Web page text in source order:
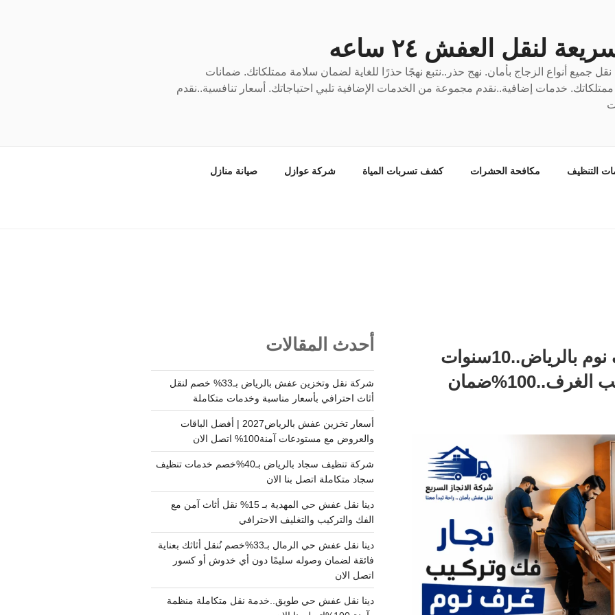
لنقل العفش ٢٤ ساعه
جميع أنواع الزجاج بأمان. نهج حذر..نتبع نهجًا حذرًا للغاية لضمان سلامة ممتلكاتك. ضمانات
خدمات إضافية..نقدم مجموعة من الخدمات الإضافية تلبي احتياجاتك. أسعار تنافسية..نقدم
التنظيف مكافحة الحشرات كشف تسربات المياة شركة عوازل صيانة منازل
نجار فك وتركيب غرف نوم بالرياض..10سنوات
خبرة بمجال فك وتركيب الغرف..100%ضمان
أحدث المقالات
شركة نقل وتخزين عفش بالرياض بـ33% خصم لنقل
أثاث احترافي بأسعار مناسبة وخدمات متكاملة
أسعار تخزين عفش بالرياض2027 | أفضل الباقات
والعروض مع مستودعات آمنة100% اتصل الان
شركة تنظيف سجاد بالرياض بـ40%خصم خدمات تنظيف
سجاد متكاملة اتصل بنا الان
دينا نقل عفش حي المهدية بـ 15% نقل أثاث آمن مع
الفك والتركيب والتغليف الاحترافي
دينا نقل عفش حي الرمال بـ33%خصم نُنقل أثاثك بعناية
فائقة لضمان وصوله سليمًا دون أي خدوش أو كسور
اتصل الان
دينا نقل عفش حي طويق..خدمة نقل متكاملة منظمة